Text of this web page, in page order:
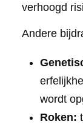
verhoogd
Andere
wordt
Roken: